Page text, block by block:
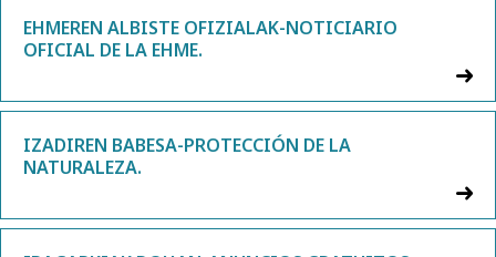
EHMEREN ALBISTE OFIZIALAK-NOTICIARIO
OFICIAL DE LA EHME.
IZADIREN BABESA-PROTECCIÓN DE LA
NATURALEZA.